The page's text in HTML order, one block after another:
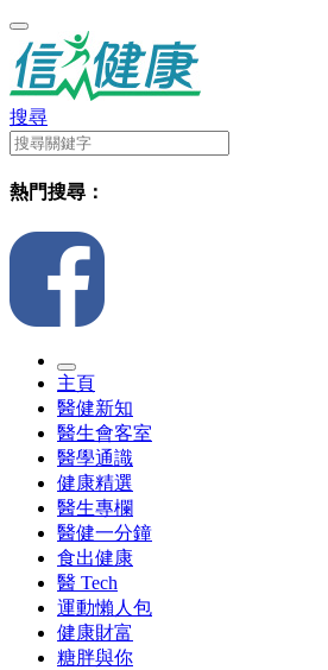
搜尋
熱門搜尋：
主頁
醫健新知
醫生會客室
醫學通識
健康精選
醫生專欄
醫健一分鐘
食出健康
醫 Tech
運動懶人包
健康財富
糖胖與你